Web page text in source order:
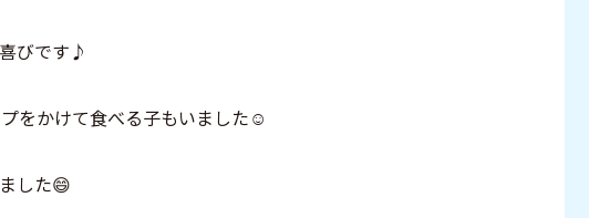
びです♪
をかけて食べる子もいました☺️
した😄